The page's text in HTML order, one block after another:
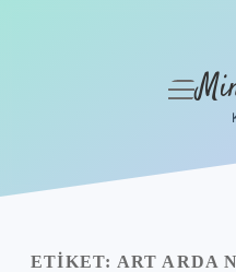
Yasal Uyarı
menüyü
ETIKET: ART ARDA